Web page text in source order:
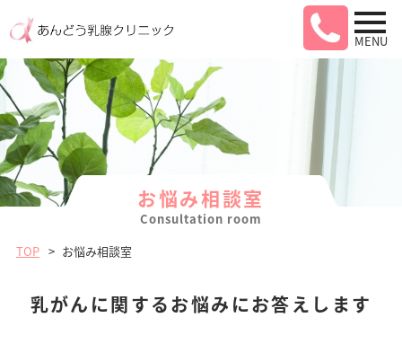
MENU
お悩み相談室
Consultation room
TOP
お悩み相談室
乳がんに関するお悩みにお答えします